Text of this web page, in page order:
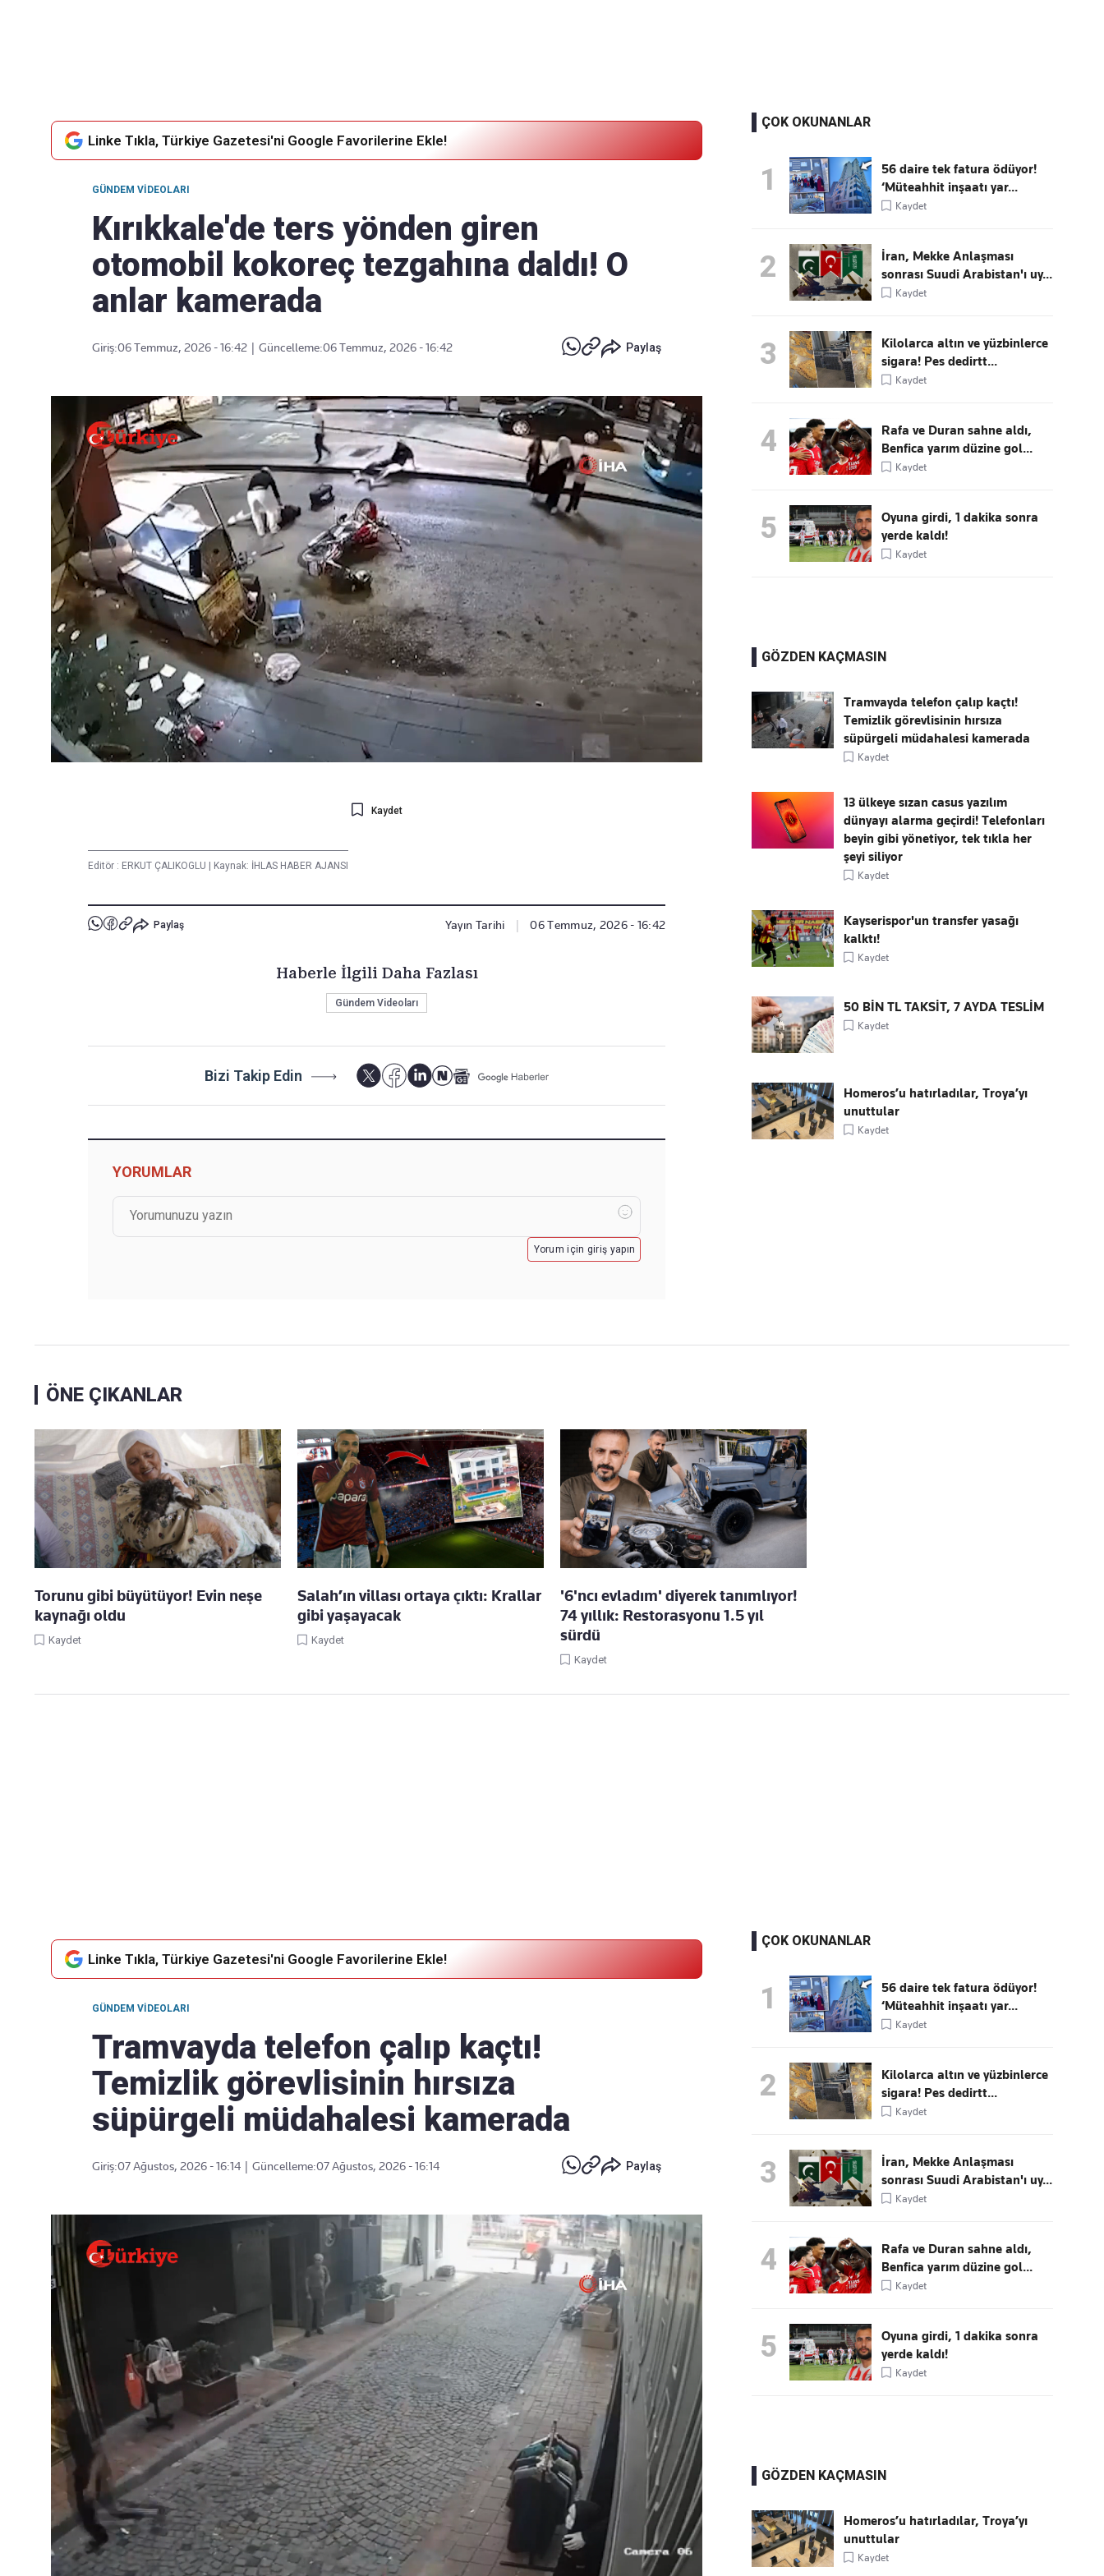
Linke Tıkla, Türkiye Gazetesi'ni Google Favorilerine Ekle!
GÜNDEM VIDEOLARI
Kırıkkale'de ters yönden giren
otomobil kokoreç tezgahına daldı! O
anlar kamerada
Giriş:06 Temmuz, 2026 - 16:42 Güncelleme:06 Temmuz, 2026 - 16:42 Paylaş
Kaydet
Editör : ERKUT ÇALIKOGLU Kaynak: İHLAS HABER AJANSI
Paylaş Yayın Tarihi 06 Temmuz, 2026 - 16:42
Haberle İlgili Daha Fazlası
Gündem Videoları
Bizi Takip Edin
YORUMLAR
Yorum için giriş yapın
ÇOK OKUNANLAR
1
56 daire tek fatura ödüyor!
‘Müteahhit inşaatı yar...
Kaydet
2
İran, Mekke Anlaşması
sonrası Suudi Arabistan'ı uy...
Kaydet
3
Kilolarca altın ve yüzbinlerce
sigara! Pes dedirtt...
Kaydet
4
Rafa ve Duran sahne aldı,
Benfica yarım düzine gol...
Kaydet
5
Oyuna girdi, 1 dakika sonra
yerde kaldı!
Kaydet
GÖZDEN KAÇMASIN
Tramvayda telefon çalıp kaçtı!
Temizlik görevlisinin hırsıza
süpürgeli müdahalesi kamerada
Kaydet
13 ülkeye sızan casus yazılım
dünyayı alarma geçirdi! Telefonları
beyin gibi yönetiyor, tek tıkla her
şeyi siliyor
Kaydet
Kayserispor'un transfer yasağı
kalktı!
Kaydet
50 BİN TL TAKSİT, 7 AYDA TESLİM
Kaydet
Homeros’u hatırladılar, Troya’yı
unuttular
Kaydet
ÖNE ÇIKANLAR
Torunu gibi büyütüyor! Evin neşe
kaynağı oldu
Kaydet
Salah’ın villası ortaya çıktı: Krallar
gibi yaşayacak
Kaydet
'6'ncı evladım' diyerek tanımlıyor!
74 yıllık: Restorasyonu 1.5 yıl
sürdü
Kaydet
Linke Tıkla, Türkiye Gazetesi'ni Google Favorilerine Ekle!
GÜNDEM VIDEOLARI
Tramvayda telefon çalıp kaçtı!
Temizlik görevlisinin hırsıza
süpürgeli müdahalesi kamerada
Giriş:07 Ağustos, 2026 - 16:14 Güncelleme:07 Ağustos, 2026 - 16:14 Paylaş
ÇOK OKUNANLAR
1
56 daire tek fatura ödüyor!
‘Müteahhit inşaatı yar...
Kaydet
2
Kilolarca altın ve yüzbinlerce
sigara! Pes dedirtt...
Kaydet
3
İran, Mekke Anlaşması
sonrası Suudi Arabistan'ı uy...
Kaydet
4
Rafa ve Duran sahne aldı,
Benfica yarım düzine gol...
Kaydet
5
Oyuna girdi, 1 dakika sonra
yerde kaldı!
Kaydet
GÖZDEN KAÇMASIN
Homeros’u hatırladılar, Troya’yı
unuttular
Kaydet